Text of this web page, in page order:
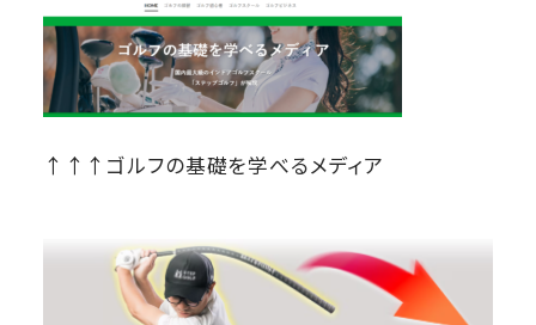
↑↑↑ゴルフの基礎を学べるメディア